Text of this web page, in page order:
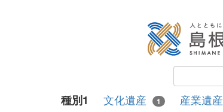
種別1 文化遺産 1 産業遺産